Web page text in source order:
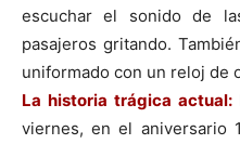
escuchar el sonido de
pasajeros gritando.
uniformado con un reloj de
La historia trágica actual:
viernes, en el aniversario